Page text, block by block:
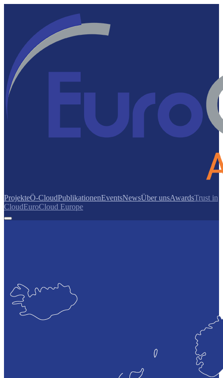
ProjekteÖ-CloudPublikationenEventsNewsÜber unsAwardsTrust in
CloudEuroCloud Europe